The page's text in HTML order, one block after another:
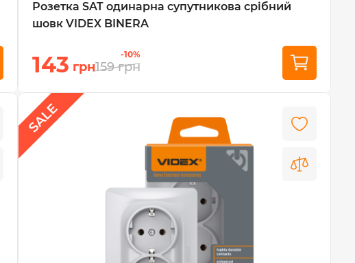
Розетка SAT одинарна супутникова срібний
шовк VIDEX BINERA
143 грн
-10%
159 грн